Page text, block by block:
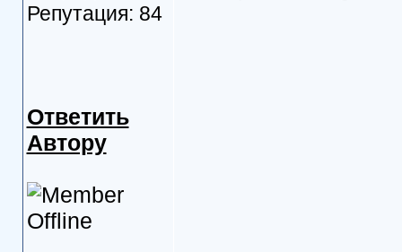
Репутация: 84
Ответить
Автору